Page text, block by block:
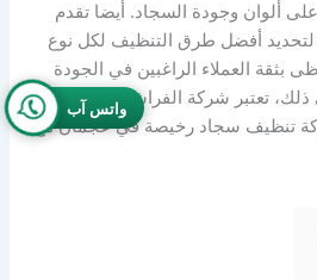
ألوان وجودة السجاد. أيضا تقدم
لتحديد أفضل طرق التنظيف لكل نوع
بثقة العملاء الراغبين في الجودة
تعتبر شركة الفراشة الذهبية
شركة تنظيف سجاد رخيصة في عجمان مع
واتس آب